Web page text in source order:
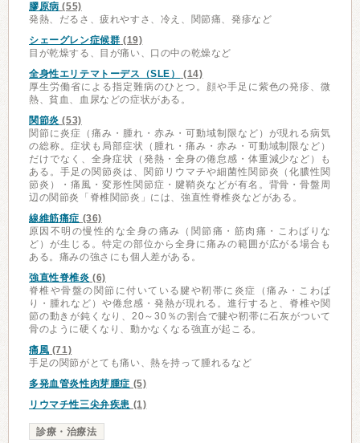
膠原病 (55)
発熱、だるさ、疲れやすさ、冷え、関節痛、発疹など
シェーグレン症候群 (19)
目が乾燥する、目が痛い、口の中の乾燥など
全身性エリテマトーデス（SLE）
(14)
厚生労働省による指定難病のひとつ。顔や手足に紫色の発疹、微
熱、貧血、血尿などの症状がある。
関節炎 (53)
関節に炎症（痛み・腫れ・赤み・可動域制限など）が現れる病気
の総称。症状も局部症状（腫れ・痛み・赤み・可動域制限など）
だけでなく、全身症状（発熱・全身の倦怠感・体重減少など）も
ある。手足の関節炎は、関節リウマチや細菌性関節炎（化膿性関
節炎）・痛風・変形性関節症・腱鞘炎などが有名。背骨・骨盤周
辺の関節炎「脊椎関節炎」には、強直性脊椎炎などがある。
線維筋痛症 (36)
原因不明の慢性的な全身の痛み（関節痛・筋肉痛・こわばりな
ど）が生じる。特定の部位から全身に痛みの範囲が広がる場合も
ある。痛みの強さにも個人差がある。
強直性脊椎炎 (6)
脊椎や骨盤の関節に付いている腱や靭帯に炎症（痛み・こわば
り・腫れなど）や倦怠感・発熱が現れる。進行すると、脊椎や関
節の動きが鈍くなり、20～30％の割合で腱や靭帯に石灰がついて
骨のように硬くなり、動かなくなる強直が起こる。
痛風 (71)
手足の関節がとても痛い、熱を持って腫れるなど
多発血管炎性肉芽腫症 (5)
リウマチ性三尖弁疾患 (1)
診療・治療法